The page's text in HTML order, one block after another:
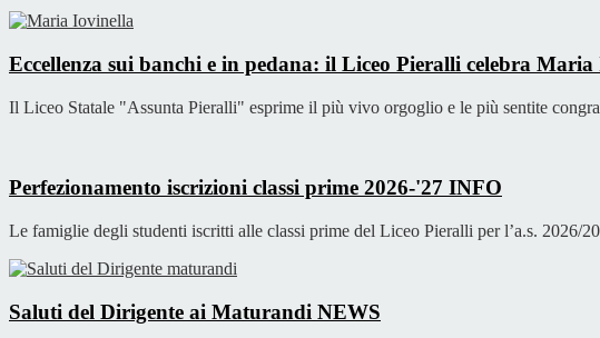
Eccellenza sui banchi e in pedana: il Liceo Pieralli celebra
Il Liceo Statale "Assunta Pieralli" esprime il più vivo orgoglio e le più sentite
Perfezionamento iscrizioni classi prime 2026-'27 INFO
Le famiglie degli studenti iscritti alle classi prime del Liceo Pieralli per l’a.s. 2026/
Saluti del Dirigente ai Maturandi NEWS